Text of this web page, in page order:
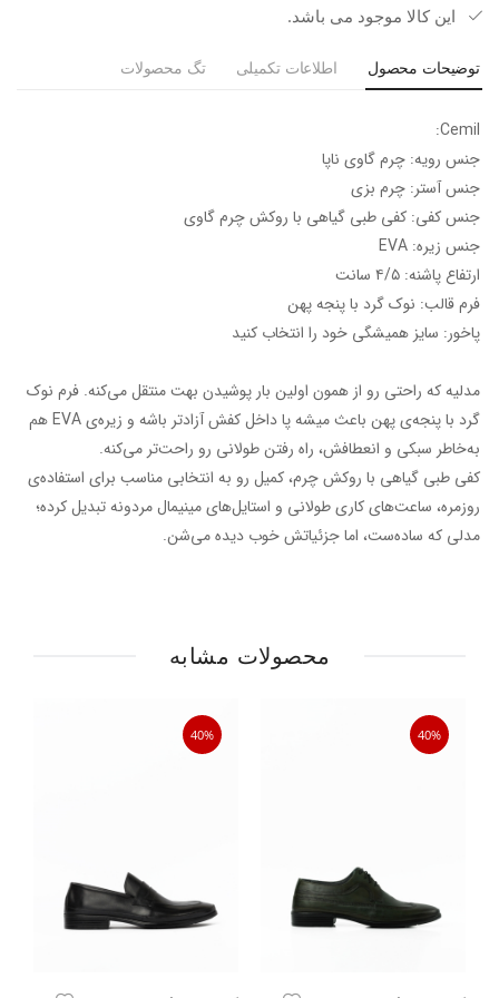
این کالا موجود می باشد.
توضیحات محصول اطلاعات تکمیلی تگ محصولات
Cemil:
جنس رویه: چرم گاوی ناپا
جنس آستر: چرم بزی
جنس کفی: کفی طبی گیاهی با روکش چرم گاوی
جنس زیره: EVA
ارتفاع پاشنه: ۴/۵ سانت
فرم قالب: نوک گرد‌ با پنجه پهن
پاخور: سایز همیشگی خود را انتخاب کنید
مدلیه که راحتی رو از همون اولین بار پوشیدن بهت منتقل می‌کنه. فرم نوک
گرد با پنجه‌ی پهن باعث میشه پا داخل کفش آزادتر باشه و زیره‌ی EVA هم
به‌خاطر سبکی و انعطافش، راه رفتن طولانی رو راحت‌تر می‌کنه.
کفی طبی گیاهی با روکش چرم، کمیل رو به انتخابی مناسب برای استفاده‌ی
روزمره، ساعت‌های کاری طولانی و استایل‌های مینیمال مردونه تبدیل کرده؛
مدلی که ساده‌ست، اما جزئیاتش خوب دیده می‌شن.
محصولات مشابه
40%
40%